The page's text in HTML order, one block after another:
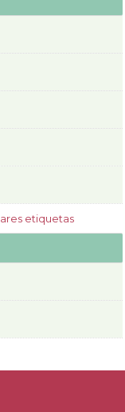
etiquetas